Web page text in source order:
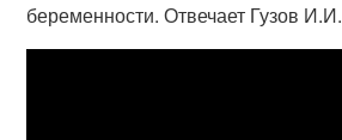
беременности. Отвечает Гузов И.И.